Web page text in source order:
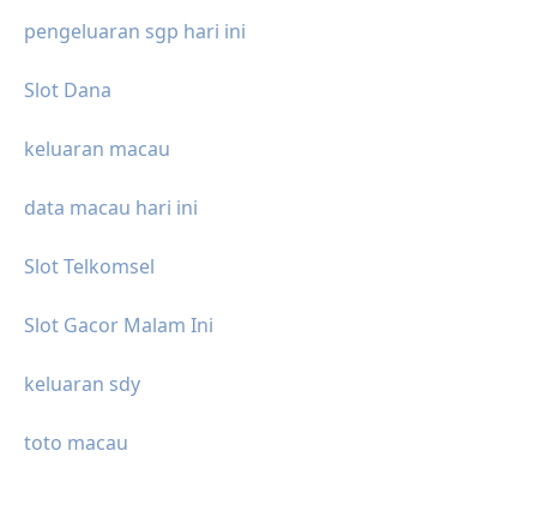
pengeluaran sgp hari ini
Slot Dana
keluaran macau
data macau hari ini
Slot Telkomsel
Slot Gacor Malam Ini
keluaran sdy
toto macau